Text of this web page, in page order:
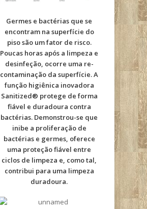
Germes e bactérias que se
encontram na superfície do
piso são um fator de risco.
Poucas horas após a limpeza e
desinfeção, ocorre uma re-
contaminação da superfície. A
função higiênica inovadora
Sanitized® protege de forma
fiável e duradoura contra
bactérias. Demonstrou-se que
inibe a proliferação de
bactérias e germes, oferece
uma proteção fiável entre
ciclos de limpeza e, como tal,
contribui para uma limpeza
duradoura.